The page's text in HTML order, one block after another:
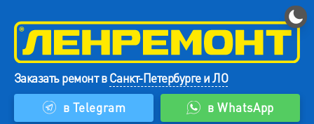
Заказать ремонт вСанкт-Петербурге и ЛО
в Telegram
в WhatsApp